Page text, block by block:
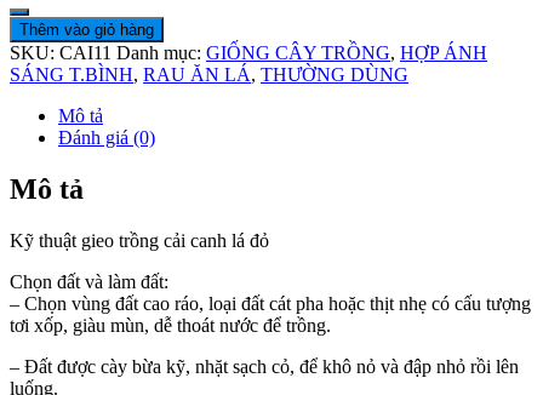
Thêm vào giỏ hàng
SKU: CAI11 Danh mục: GIỐNG CÂY TRỒNG, HỢP ÁNH
SÁNG T.BÌNH, RAU ĂN LÁ, THƯỜNG DÙNG
Mô tả
Đánh giá (0)
Mô tả
Kỹ thuật gieo trồng cải canh lá đỏ
Chọn đất và làm đất:
– Chọn vùng đất cao ráo, loại đất cát pha hoặc thịt nhẹ có cấu tượng
tơi xốp, giàu mùn, dễ thoát nước để trồng.
– Đất được cày bừa kỹ, nhặt sạch cỏ, để khô nỏ và đập nhỏ rồi lên
luống.